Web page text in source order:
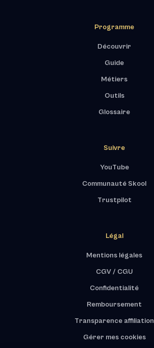
Programme
Découvrir
Guide
Métiers
Outils
Glossaire
Suivre
YouTube
Communauté Skool
Trustpilot
Légal
Mentions légales
CGV / CGU
Confidentialité
Remboursement
Transparence affiliation
Gérer mes cookies